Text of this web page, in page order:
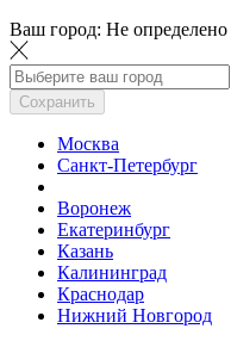
Ваш город: Не определено
Сохранить
Москва
Санкт-Петербург
Воронеж
Екатеринбург
Казань
Калининград
Краснодар
Нижний Новгород